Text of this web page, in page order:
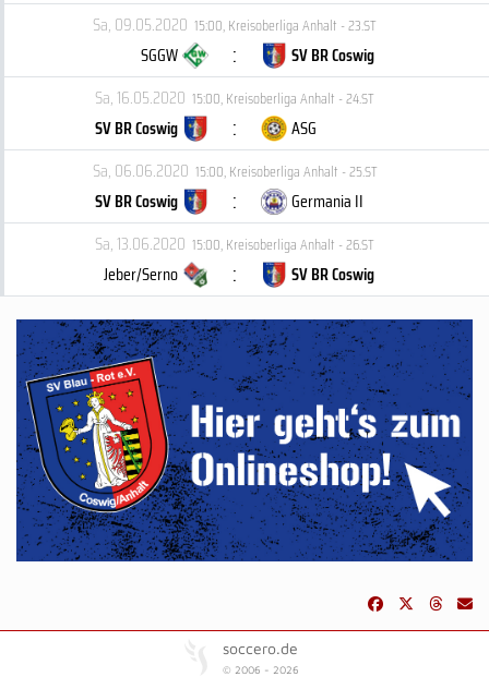
Sa, 09.05.2020 15:00,Kreisoberliga Anhalt - 23.ST
SGGW :
SV BR Coswig
Sa, 16.05.2020 15:00,Kreisoberliga Anhalt - 24.ST
SV BR Coswig :
ASG
Sa, 06.06.2020 15:00,Kreisoberliga Anhalt - 25.ST
SV BR Coswig :
Germania II
Sa, 13.06.2020 15:00,Kreisoberliga Anhalt - 26.ST
Jeber/Serno : SV BR Coswig
soccero.de
© 2006 - 2026